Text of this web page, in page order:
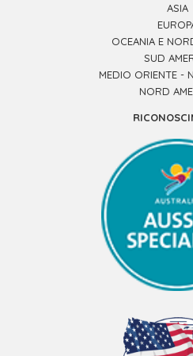
ASIA
OCEANIA E
SUD
MEDIO ORIENTE -
NORD